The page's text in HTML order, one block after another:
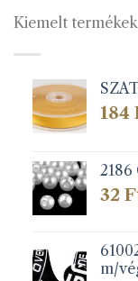
Kiemelt termékek
184
32
m/